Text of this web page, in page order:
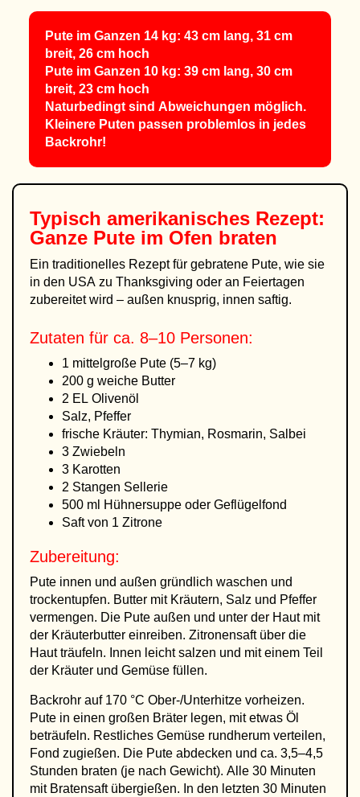
Pute im Ganzen 14 kg: 43 cm lang, 31 cm
breit, 26 cm hoch
Pute im Ganzen 10 kg: 39 cm lang, 30 cm
breit, 23 cm hoch
Naturbedingt sind Abweichungen möglich.
Kleinere Puten passen problemlos in jedes
Backrohr!
Typisch amerikanisches Rezept:
Ganze Pute im Ofen braten
Ein traditionelles Rezept für gebratene Pute, wie sie
in den USA zu Thanksgiving oder an Feiertagen
zubereitet wird – außen knusprig, innen saftig.
Zutaten für ca. 8–10 Personen:
1 mittelgroße Pute (5–7 kg)
200 g weiche Butter
2 EL Olivenöl
Salz, Pfeffer
frische Kräuter: Thymian, Rosmarin, Salbei
3 Zwiebeln
3 Karotten
2 Stangen Sellerie
500 ml Hühnersuppe oder Geflügelfond
Saft von 1 Zitrone
Zubereitung:
Pute innen und außen gründlich waschen und
trockentupfen. Butter mit Kräutern, Salz und Pfeffer
vermengen. Die Pute außen und unter der Haut mit
der Kräuterbutter einreiben. Zitronensaft über die
Haut träufeln. Innen leicht salzen und mit einem Teil
der Kräuter und Gemüse füllen.
Backrohr auf 170 °C Ober-/Unterhitze vorheizen.
Pute in einen großen Bräter legen, mit etwas Öl
beträufeln. Restliches Gemüse rundherum verteilen,
Fond zugießen. Die Pute abdecken und ca. 3,5–4,5
Stunden braten (je nach Gewicht). Alle 30 Minuten
mit Bratensaft übergießen. In den letzten 30 Minuten